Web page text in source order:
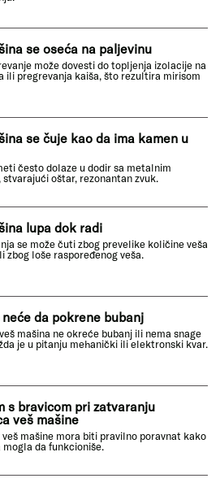
se oseća na paljevinu
može dovesti do topljenja izolacije na
ili pregrevanja kaiša, što rezultira mirisom
se čuje kao da ima kamen u
često dolaze u dodir sa metalnim
stvarajući oštar, rezonantan zvuk.
lupa dok radi
se može čuti zbog prevelike količine veša
zbog loše raspoređenog veša.
da pokrene bubanj
mašina ne okreće bubanj ili nema snage
je u pitanju mehanički ili elektronski kvar.
s bravicom pri zatvaranju
veš mašine
mašine mora biti pravilno poravnat kako
mogla da funkcioniše.